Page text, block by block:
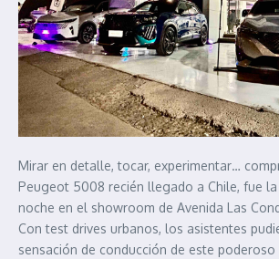
Mirar en detalle, tocar, experimentar…
Peugeot 5008 recién llegado a Chile, fue
noche en el showroom de Avenida Las
Con test drives urbanos, los asistentes
sensación de conducción de este poderoso